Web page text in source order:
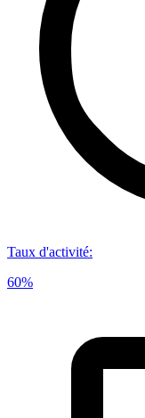
Taux d'activité:
60%